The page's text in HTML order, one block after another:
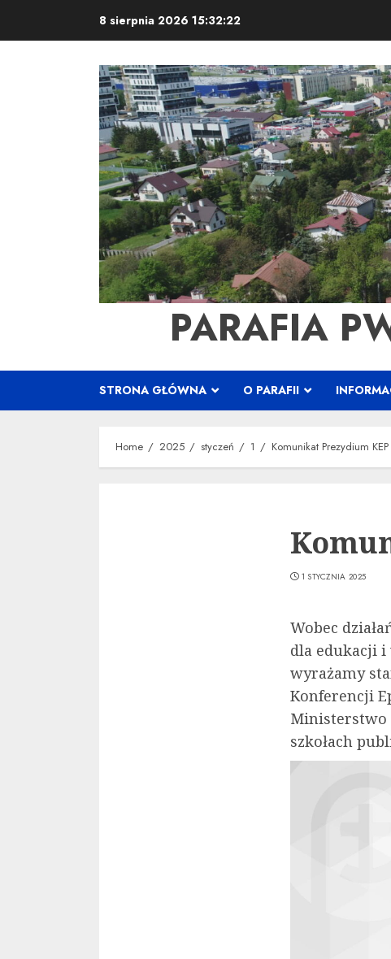
8 sierpnia 2026 15:32:23
PARAFIA
STRONA GŁÓWNA O PARAFII
Home 2025 styczeń 1 Komunikat Prezydium KEP
1 STYCZNIA 2025
Wobec
dla edukacji i
wyrażamy
Konferencji
Ministerstwo
szkołach